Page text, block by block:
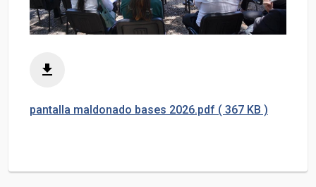
file_download
pantalla maldonado bases 2026.pdf ( 367 KB )